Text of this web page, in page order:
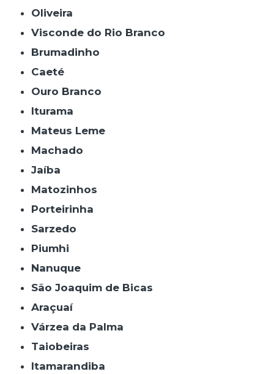
Oliveira
Visconde do Rio Branco
Brumadinho
Caeté
Ouro Branco
Iturama
Mateus Leme
Machado
Jaíba
Matozinhos
Porteirinha
Sarzedo
Piumhi
Nanuque
São Joaquim de Bicas
Araçuaí
Várzea da Palma
Taiobeiras
Itamarandiba